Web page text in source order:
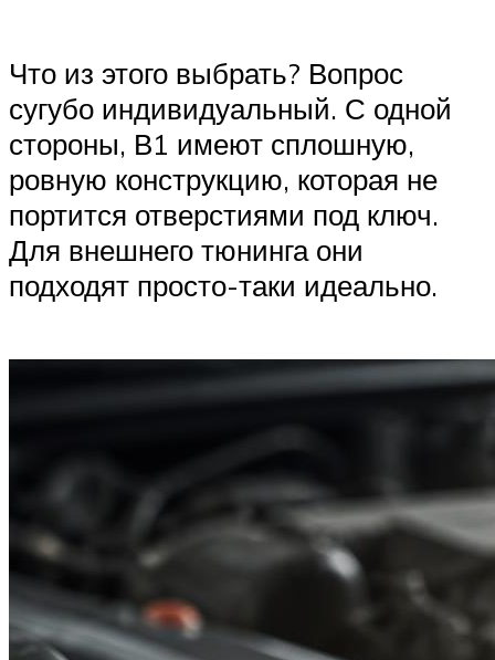
Что из этого выбрать? Вопрос
сугубо индивидуальный. С одной
стороны, В1 имеют сплошную,
ровную конструкцию, которая не
портится отверстиями под ключ.
Для внешнего тюнинга они
подходят просто-таки идеально.